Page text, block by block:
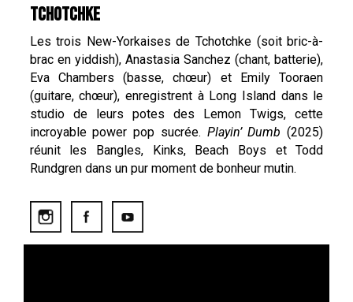
TCHOTCHKE
Les trois New-Yorkaises de Tchotchke (soit bric-à-
brac en yiddish), Anastasia Sanchez (chant, batterie),
Eva Chambers (basse, chœur) et Emily Tooraen
(guitare, chœur), enregistrent à Long Island dans le
studio de leurs potes des Lemon Twigs, cette
incroyable power pop sucrée. Playin’ Dumb (2025)
réunit les Bangles, Kinks, Beach Boys et Todd
Rundgren dans un pur moment de bonheur mutin.